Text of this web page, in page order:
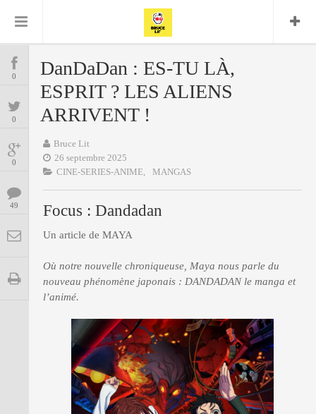
COMICS
MANGAS
BD
ENCYCLOPEGEEK
CINE-SERIES-ANIME
MUSIQUE
0
0
0
49
DanDaDan : ES-TU LÀ,
ESPRIT ? LES ALIENS
ARRIVENT !
Bruce Lit
26 septembre 2025
CINE-SERIES-ANIME,
MANGAS
Focus : Dandadan
Un article de MAYA
Où notre nouvelle chroniqueuse, Maya nous parle du
nouveau phénomène japonais : DANDADAN le manga et
l’animé.
Comics
Daredevil
Delcourt
Encyclopegeek
Figure
Replay
Focus Frank Miller Garth Ennis
Glénat Graphic Novel image
Independants JB Vu Van
Nguyen Lug Mangas
Marvel
Panini Patrick Faivre Presse
Présence Punisher Rock Semic
Tornado Urban Vertigo xmen